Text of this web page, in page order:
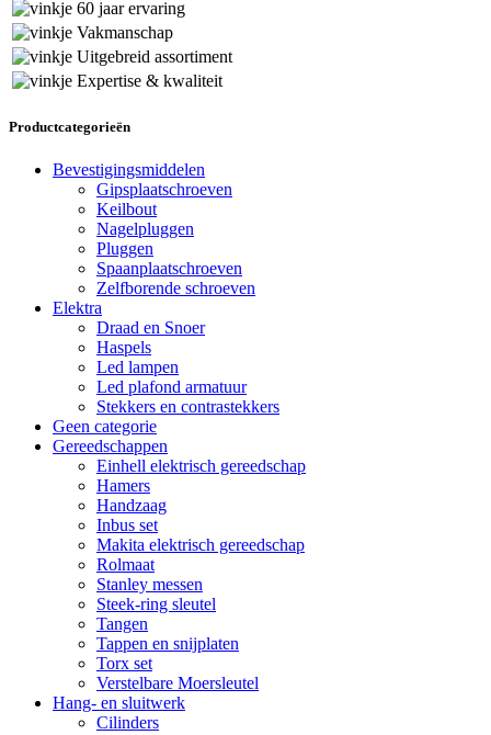
60 jaar ervaring
Vakmanschap
Uitgebreid assortiment
Expertise & kwaliteit
Productcategorieën
Bevestigingsmiddelen
Gipsplaatschroeven
Keilbout
Nagelpluggen
Pluggen
Spaanplaatschroeven
Zelfborende schroeven
Elektra
Draad en Snoer
Haspels
Led lampen
Led plafond armatuur
Stekkers en contrastekkers
Geen categorie
Gereedschappen
Einhell elektrisch gereedschap
Hamers
Handzaag
Inbus set
Makita elektrisch gereedschap
Rolmaat
Stanley messen
Steek-ring sleutel
Tangen
Tappen en snijplaten
Torx set
Verstelbare Moersleutel
Hang- en sluitwerk
Cilinders